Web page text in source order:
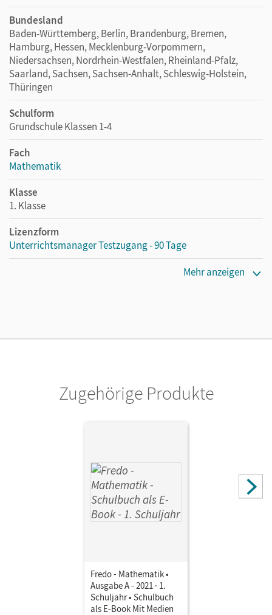
Bundesland
Baden-Württemberg, Berlin, Brandenburg, Bremen,
Hamburg, Hessen, Mecklenburg-Vorpommern,
Niedersachsen, Nordrhein-Westfalen, Rheinland-Pfalz,
Saarland, Sachsen, Sachsen-Anhalt, Schleswig-Holstein,
Thüringen
Schulform
Grundschule Klassen 1-4
Fach
Mathematik
Klasse
1. Klasse
Lizenzform
Unterrichtsmanager Testzugang - 90 Tage
Unterrichtsmanager 90 Tage lang zu testen.
Mehr anzeigen
Zugehörige Produkte
Fredo - Mathematik •
Ausgabe A - 2021 · 1.
Schuljahr • Schulbuch
als E-Book Mit Medien